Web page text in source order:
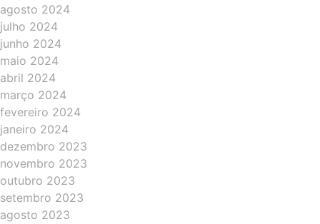
agosto 2024
julho 2024
junho 2024
maio 2024
abril 2024
março 2024
fevereiro 2024
janeiro 2024
dezembro 2023
novembro 2023
outubro 2023
setembro 2023
agosto 2023